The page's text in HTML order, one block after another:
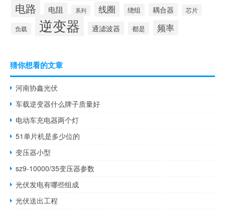
电路 电阻 系列 线圈 绕组 耦合器 芯片
负载 逆变器 通滤波器 都是 频率
猜你想看的文章
河南协鑫光伏
车载逆变器什么牌子质量好
电动车充电器两个灯
51单片机是多少位的
变压器小型
sz9-10000/35变压器参数
光伏发电有哪些组成
光伏送出工程